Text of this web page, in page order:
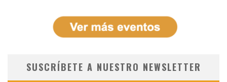
SUSCRÍBETE A NUESTRO NEWSLETTER